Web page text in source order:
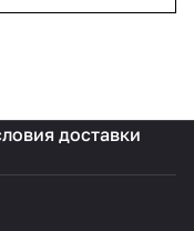
доставки